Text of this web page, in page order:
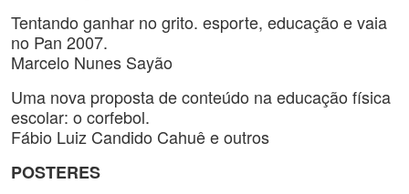
Tentando ganhar no grito. esporte, educação e vaia
no Pan 2007.
Marcelo Nunes Sayão
Uma nova proposta de conteúdo na educação física
escolar: o corfebol.
Fábio Luiz Candido Cahuê e outros
POSTERES